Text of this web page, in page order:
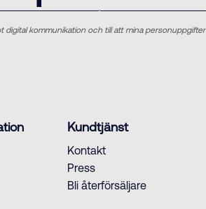
kommunikation och till att mina personuppgifter
Kundtjänst
Kontakt
Press
Bli återförsäljare